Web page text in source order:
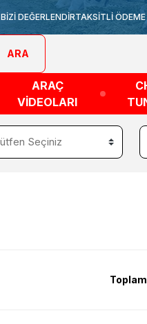
BİZİ DEĞERLENDİRTAKSİTLİ
ARA
ARAÇ
VİDEOLARI